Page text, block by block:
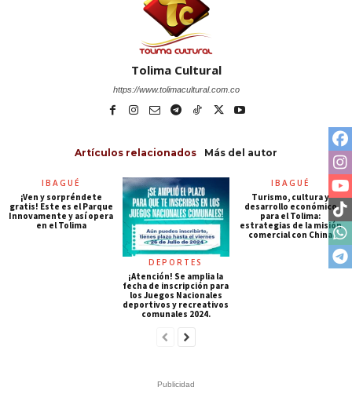
Tolima Cultural
https://www.tolimacultural.com.co
Artículos relacionados Más del autor
IBAGUÉ
¡Ven y sorpréndete
gratis! Este es el Parque
Innovamente y así opera
en el Tolima
DEPORTES
¡Atención! Se amplia la
fecha de inscripción para
los Juegos Nacionales
deportivos y recreativos
comunales 2024.
IBAGUÉ
Turismo, cultura y
desarrollo económico
para el Tolima:
estrategias de la misión
comercial con China
Publicidad